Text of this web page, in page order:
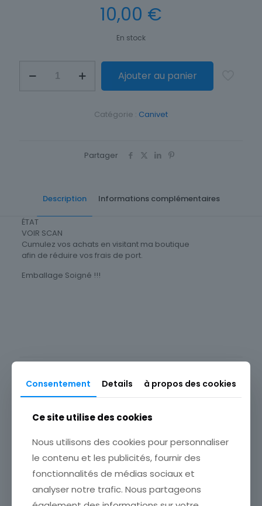
10,00 €
En stock
Ajouter au panier
Catégorie : Canivet
Partager
Description Informations complémentaires
ÉTAT
VOIR SCAN
Cumulez vos achats en visitant ma boutique
afin de réduire vos frais de port.
Emballage Soigné !!!
Consentement Details à propos des cookies
Ce site utilise des cookies
Nous utilisons des cookies pour personnaliser
le contenu et les publicités, fournir des
fonctionnalités de médias sociaux et
analyser notre trafic. Nous partageons